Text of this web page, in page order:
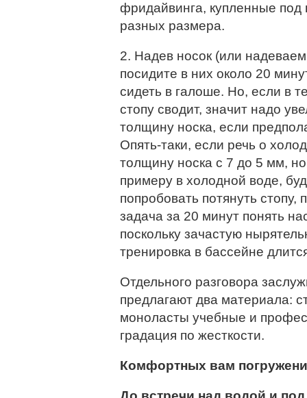
фридайвинга, купленные под
разных размера.
2. Надев носок (или
посидите в них около 20
сидеть в галоше. Но, если в
стопу сводит, значит надо
толщину носка, если
Опять-таки, если речь о
толщину носка с 7 до 5 мм,
примеру в холодной воде,
попробовать потянуть
задача за 20 минут понять
поскольку зачастую
тренировка в бассейне
Отдельного разговора
предлагают два материала:
моноласты учебные и
градация по жесткости.
Комфортных вам